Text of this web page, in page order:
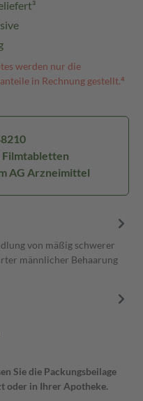
werden nur die
in Rechnung gestellt.⁴
AG Arzneimittel
von mäßig schwerer
männlicher Behaarung
Sie die Packungsbeilage
oder in Ihrer Apotheke.